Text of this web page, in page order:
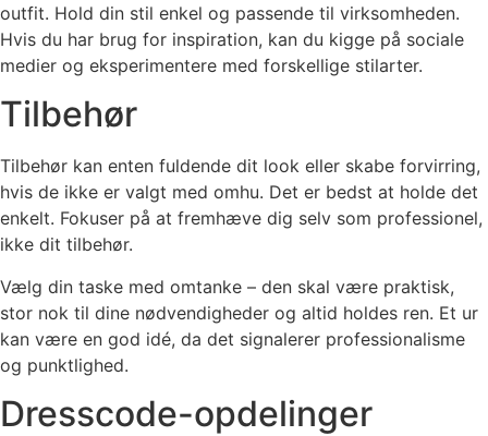
outfit. Hold din stil enkel og passende til virksomheden.
Hvis du har brug for inspiration, kan du kigge på sociale
medier og eksperimentere med forskellige stilarter.
Tilbehør
Tilbehør kan enten fuldende dit look eller skabe forvirring,
hvis de ikke er valgt med omhu. Det er bedst at holde det
enkelt. Fokuser på at fremhæve dig selv som professionel,
ikke dit tilbehør.
Vælg din taske med omtanke – den skal være praktisk,
stor nok til dine nødvendigheder og altid holdes ren. Et ur
kan være en god idé, da det signalerer professionalisme
og punktlighed.
Dresscode-opdelinger